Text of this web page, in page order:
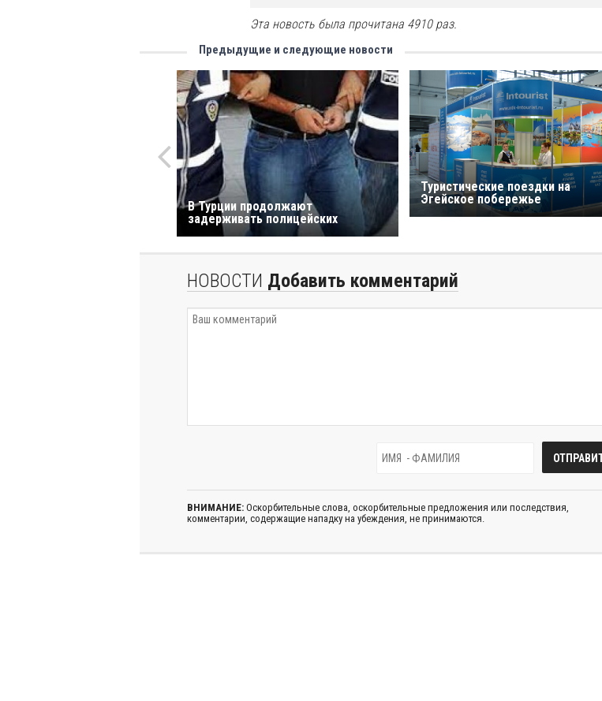
Эта новость была прочитана 4910 раз.
Предыдущие и следующие новости
В Турции продолжают
задерживать полицейских
Туристические поездки на
Эгейское побережье
НОВОСТИ Добавить комментарий
ВНИМАНИЕ: Оскорбительные слова, оскорбительные предложения или последствия,
комментарии, содержащие нападку на убеждения, не принимаются.